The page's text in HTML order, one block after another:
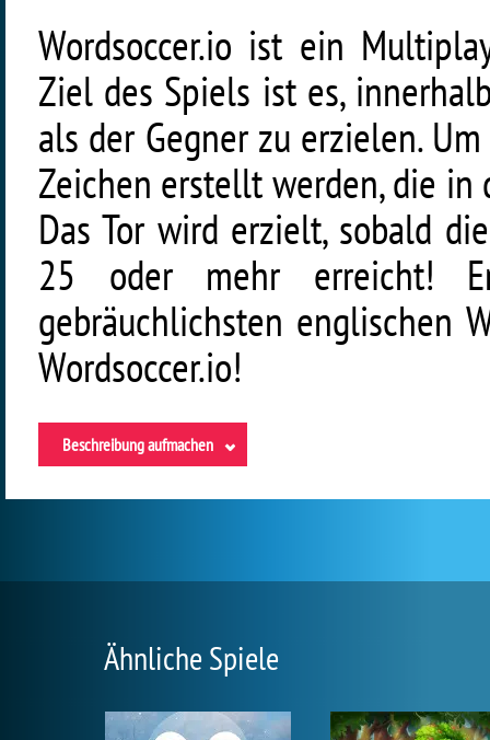
Wordsoccer.io ist ein
Ziel des Spiels ist es,
als der Gegner zu erzielen.
Zeichen erstellt werden, die
Das Tor wird erzielt, sobald
25 oder mehr erreicht!
gebräuchlichsten englischen
Wordsoccer.io!
Beschreibung aufmachen
Ähnliche Spiele